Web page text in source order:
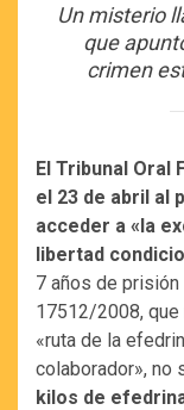
Un misterio
que
crimen
El Tribunal Oral
el 23 de abril al
acceder a «la
libertad
7 años de
17512/2008, que
«ruta de la
colaborador», no
kilos de